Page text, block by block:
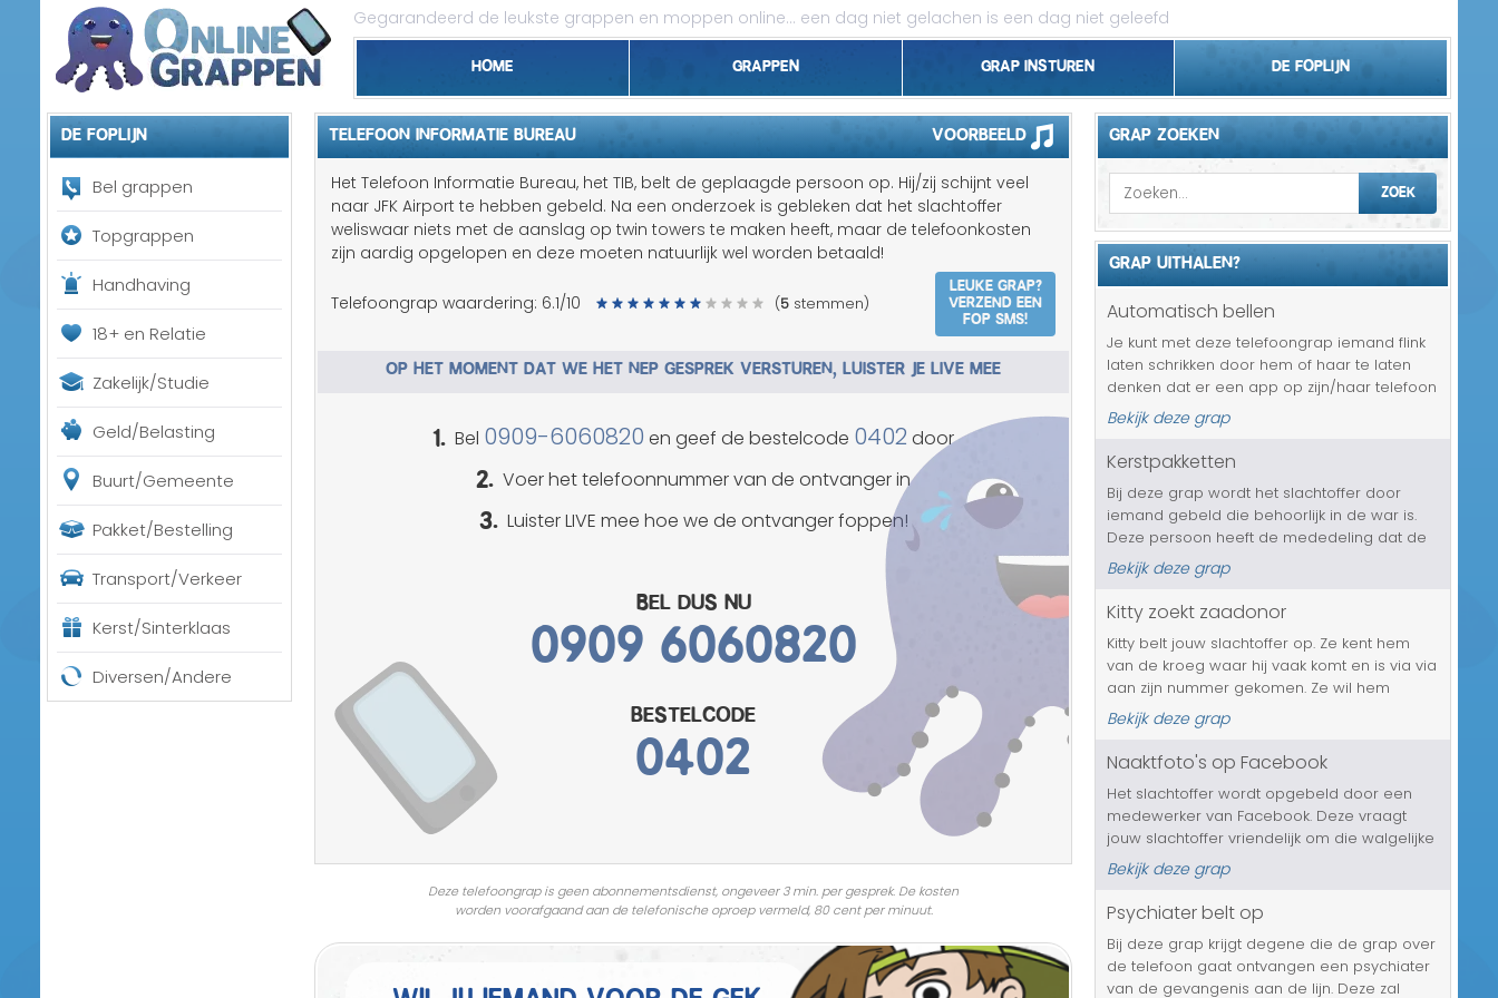
Gegarandeerd de leukste grappen en moppen online... een dag niet gelachen is een dag niet geleefd
Home Grappen
1 april grappen
Belgen grappen
Dieren grappen
Flauwe grappen
Jantje grappen
Mannen grappen
Slechte grappen
Turken grappen
Vrouwen grappen
Grap insturen De foplijn
Bel grappen
Topgrappen
18+ en Relatie
Zakelijk/Studie
Geld/Belasting
Buurt/Gemeente
Pakket/Bestelling
Transport/Verkeer
Kerst/Sinterklaas
Diversen/Andere
De foplijn
Bel grappen
Topgrappen
Handhaving
18+ en Relatie
Zakelijk/Studie
Geld/Belasting
Buurt/Gemeente
Pakket/Bestelling
Transport/Verkeer
Kerst/Sinterklaas
Diversen/Andere
TELEFOON INFORMATIE BUREAU Voorbeeld
Het Telefoon Informatie Bureau, het TIB, belt de geplaagde persoon op. Hij/zij schijnt veel
naar JFK Airport te hebben gebeld. Na een onderzoek is gebleken dat het slachtoffer
weliswaar niets met de aanslag op twin towers te maken heeft, maar de telefoonkosten
zijn aardig opgelopen en deze moeten natuurlijk wel worden betaald!
Telefoongrap waardering: 6.1/10 (5 stemmen)
Leuke grap?
Verzend een
fop SMS!
OP HET MOMENT DAT WE HET NEP GESPREK VERSTUREN, LUISTER JE LIVE MEE
1. Bel 0909-6060820 en geef de bestelcode 0402 door
2. Voer het telefoonnummer van de ontvanger in
3. Luister LIVE mee hoe we de ontvanger foppen!
Bel dus nu
0909 6060820
bestelcode
0402
Deze telefoongrap is geen abonnementsdienst, ongeveer 3 min. per gesprek. De kosten
worden voorafgaand aan de telefonische oproep vermeld, 80 cent per minuut.
GRAP ZOEKEN
ZOEK
GRAP UITHALEN?
Automatisch bellen
Je kunt met deze telefoongrap iemand flink
laten schrikken door hem of haar te laten
denken dat er een app op zijn/haar telefoon
staat, die automatisch met complete
vreemdelingen gaat bellen. Op zich is dat
natuurlijk niet leuk en al helema...
Bekijk deze grap
Kerstpakketten
Bij deze grap wordt het slachtoffer door
iemand gebeld die behoorlijk in de war is.
Deze persoon heeft de mededeling dat de
kerstpakketten zijn verwisseld. Hij wil ze
eigenlijk meteen om gaan ruilen. Ook krijgt je
slachtoffer te horen dat z...
Bekijk deze grap
Kitty zoekt zaadonor
Kitty belt jouw slachtoffer op. Ze kent hem
van de kroeg waar hij vaak komt en is via via
aan zijn nummer gekomen. Ze wil hem
namelijk wat vragen. Of hij haar zaaddonor
wil worden. Ze vindt namelijk dat jouw
mannelijke slachtoffer het perfe...
Bekijk deze grap
Naaktfoto's op Facebook
Het slachtoffer wordt opgebeld door een
medewerker van Facebook. Deze vraagt
jouw slachtoffer vriendelijk om die walgelijke
naakt foto's van zijn Facebook te
verwijderen....
Bekijk deze grap
Psychiater belt op
Bij deze grap krijgt degene die de grap over
de telefoon gaat ontvangen een psychiater
van de gevangenis aan de lijn. Deze zal